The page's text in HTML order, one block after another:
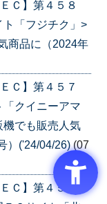
Ｃ】第４５８
「フジチク」>
商品に（2024年
Ｃ】第４５７
クイニーアマ
でも販売人気
）('24/04/26)(07
Ｃ】第４５６